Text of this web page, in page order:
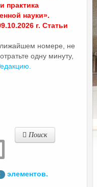
практика
науки».
г. Статьи
номере, не
одну минуту,
Поиск
элементов.